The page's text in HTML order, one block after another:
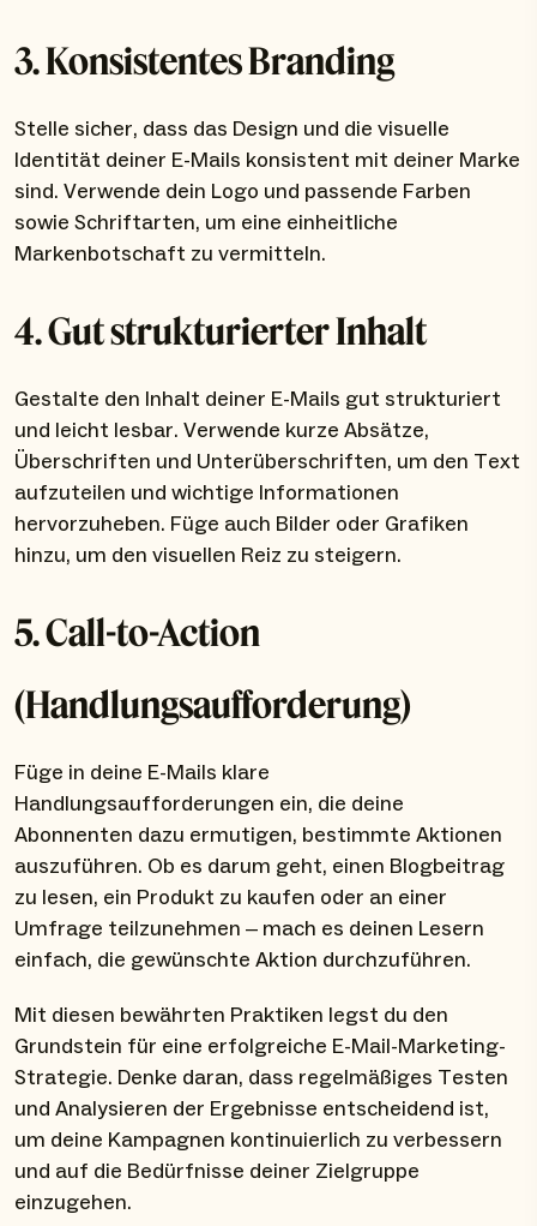
3. Konsistentes Branding
Stelle sicher, dass das Design und die visuelle
Identität deiner E-Mails konsistent mit deiner Marke
sind. Verwende dein Logo und passende Farben
sowie Schriftarten, um eine einheitliche
Markenbotschaft zu vermitteln.
4. Gut strukturierter Inhalt
Gestalte den Inhalt deiner E-Mails gut strukturiert
und leicht lesbar. Verwende kurze Absätze,
Überschriften und Unterüberschriften, um den Text
aufzuteilen und wichtige Informationen
hervorzuheben. Füge auch Bilder oder Grafiken
hinzu, um den visuellen Reiz zu steigern.
5. Call-to-Action
(Handlungsaufforderung)
Füge in deine E-Mails klare
Handlungsaufforderungen ein, die deine
Abonnenten dazu ermutigen, bestimmte Aktionen
auszuführen. Ob es darum geht, einen Blogbeitrag
zu lesen, ein Produkt zu kaufen oder an einer
Umfrage teilzunehmen – mach es deinen Lesern
einfach, die gewünschte Aktion durchzuführen.
Mit diesen bewährten Praktiken legst du den
Grundstein für eine erfolgreiche E-Mail-Marketing-
Strategie. Denke daran, dass regelmäßiges Testen
und Analysieren der Ergebnisse entscheidend ist,
um deine Kampagnen kontinuierlich zu verbessern
und auf die Bedürfnisse deiner Zielgruppe
einzugehen.